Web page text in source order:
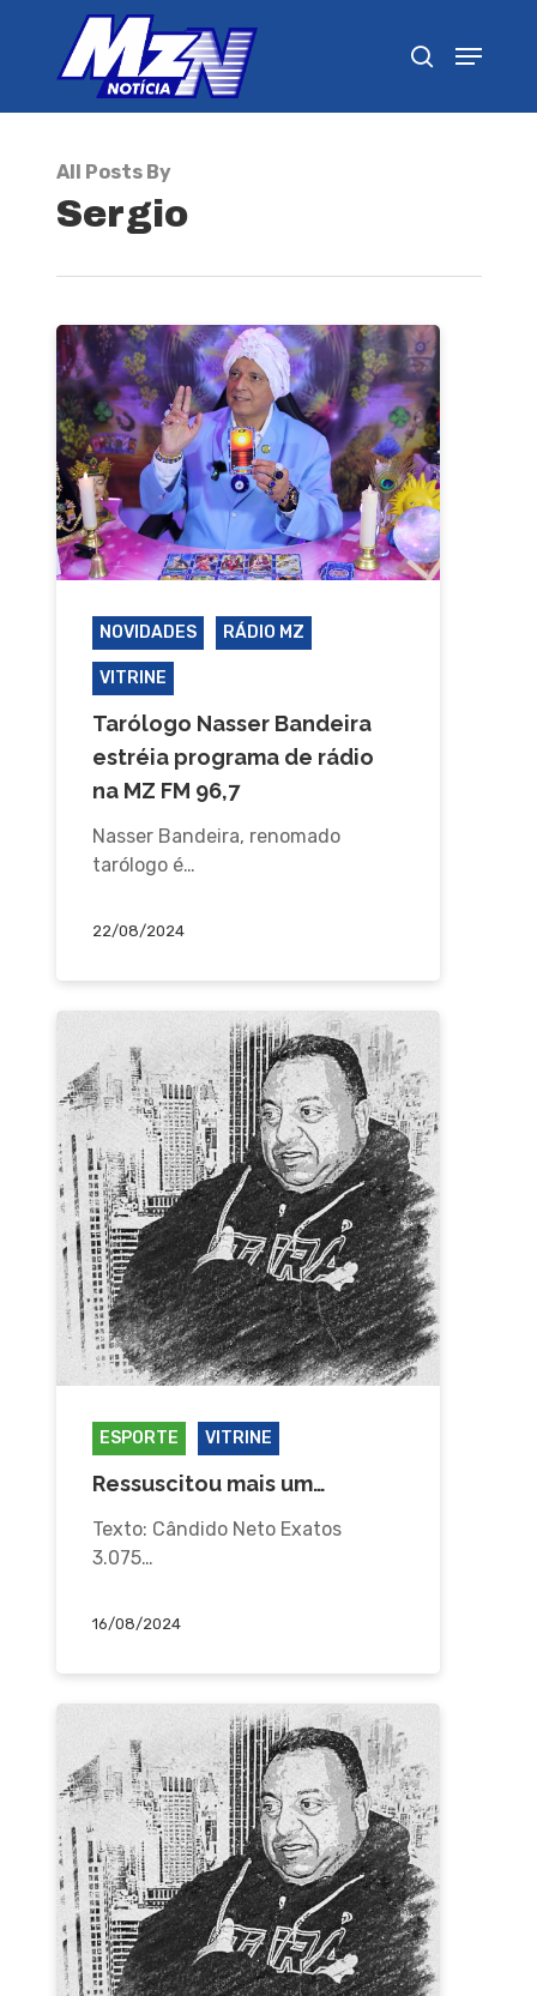
All Posts By
Sergio
NOVIDADES RÁDIO MZ
VITRINE
Tarólogo Nasser Bandeira
estréia programa de rádio
na MZ FM 96,7
Nasser Bandeira, renomado
tarólogo é…
22/08/2024
ESPORTE VITRINE
Ressuscitou mais um…
Texto: Cândido Neto Exatos
3.075…
16/08/2024